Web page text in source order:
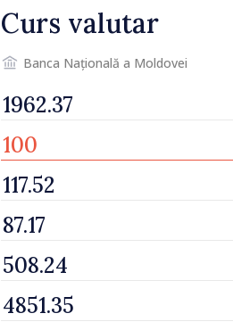
Curs valutar
Banca Națională a Moldovei